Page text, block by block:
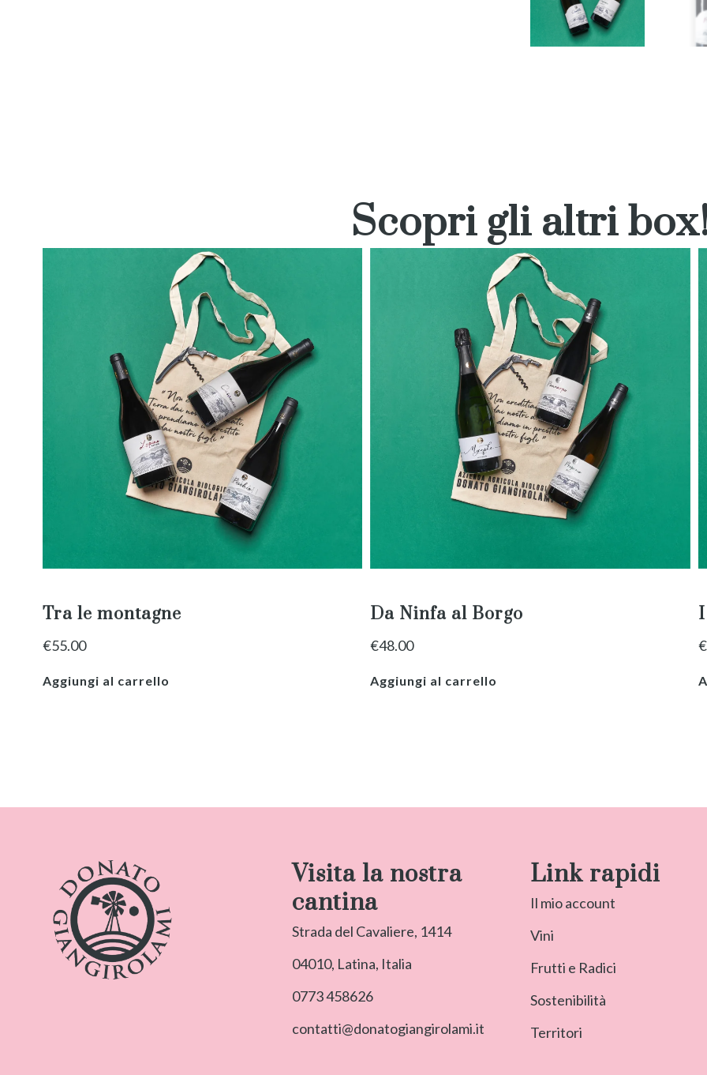
Scopri gli altri
Tra le montagne
€55.00
Aggiungi al carrello
Da Ninfa al Borgo
€48.00
Aggiungi al carrello
€
Visita la nostra
cantina
Strada del Cavaliere, 1414
04010, Latina, Italia
0773 458626
contatti@donatogiangirolami.it
Link rapidi
Il mio account
Vini
Frutti e Radici
Sostenibilità
Territori